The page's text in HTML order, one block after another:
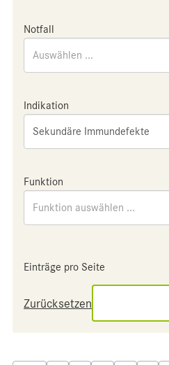
Notfall
Auswählen ...
Indikation
Sekundäre Immundefekte
Funktion
Funktion auswählen ...
Einträge pro Seite
Zurücksetzen